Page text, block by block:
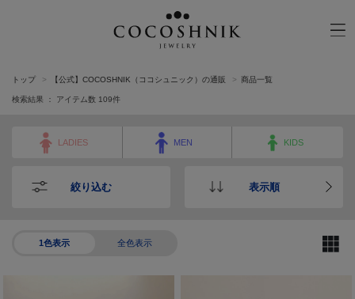
RING
EAR CUFF
WRISTWATCH
K10GOLD
DIAMOND
トップ 【公式】COCOSHNIK（ココシュニック）の通販 商品一覧
検索結果 ： アイテム数 109件
LADIES MEN KIDS
絞り込む 表示順
1色表示 全色表示